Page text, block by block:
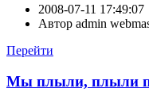
2008-07-11 17:49:07
Автор admin
Перейти
Мы плыли, плыли